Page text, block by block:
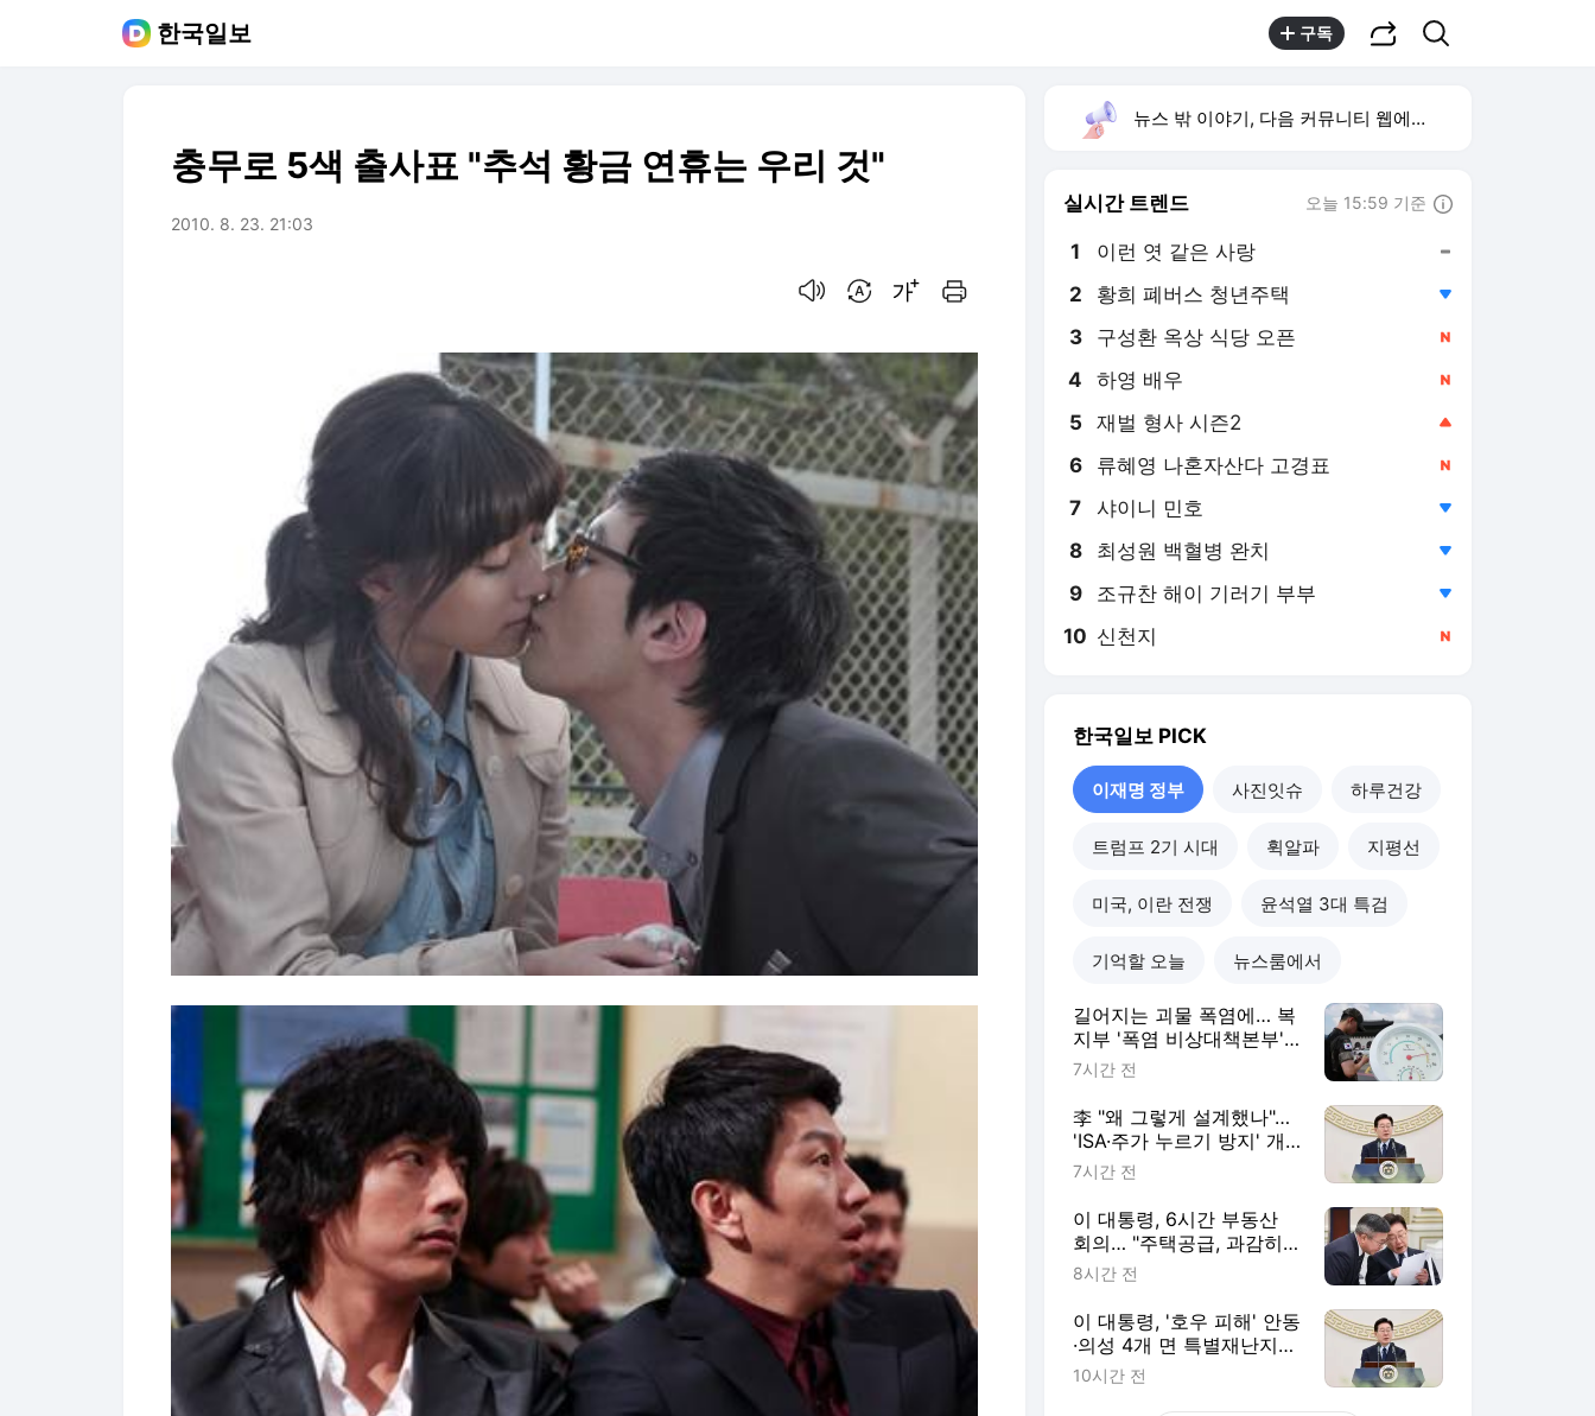
한국일보 구독
충무로 5색 출사표 "추석 황금 연휴는 우리 것"
2010. 8. 23. 21:03
뉴스 밖 이야기, 다음 커뮤니티 웹에서 보기
실시간 트렌드 오늘 15:59 기준
1 이런 엿 같은 사랑
2 황희 폐버스 청년주택
3 구성환 옥상 식당 오픈
4 하영 배우
5 재벌 형사 시즌2
6 류혜영 나혼자산다 고경표
7 샤이니 민호
8 최성원 백혈병 완치
9 조규찬 해이 기러기 부부
10 신천지
한국일보 PICK
이재명 정부 사진잇슈 하루건강
트럼프 2기 시대 휙알파 지평선
미국, 이란 전쟁 윤석열 3대 특검
기억할 오늘 뉴스룸에서
길어지는 괴물 폭염에… 복
지부 '폭염 비상대책본부'
24시간 가동
7시간 전
李 "왜 그렇게 설계했나"…
'ISA·주가 누르기 방지' 개
편안 재검토 지시
7시간 전
이 대통령, 6시간 부동산
회의… "주택공급, 과감히
생각·실천하라"
8시간 전
이 대통령, '호우 피해' 안동
·의성 4개 면 특별재난지역
선포
10시간 전